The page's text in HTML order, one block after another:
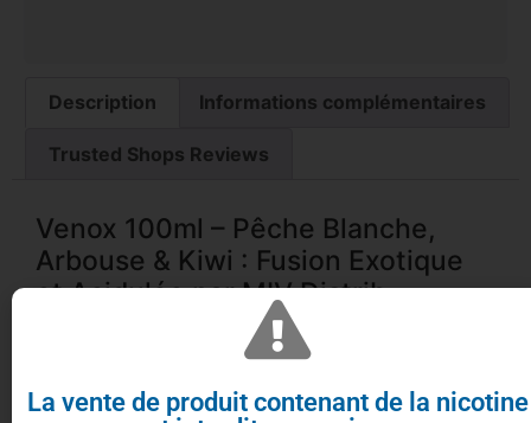
Description Informations complémentaires
Trusted Shops Reviews
Venox 100ml – Pêche Blanche,
Arbouse & Kiwi : Fusion Exotique
et Acidulée par MIV Distrib
La vente de produit contenant de la nicotine